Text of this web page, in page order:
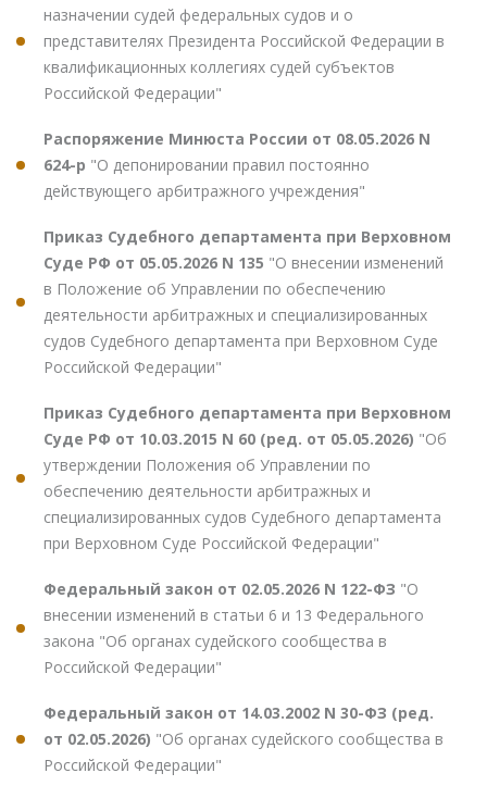
назначении судей федеральных судов и о
представителях Президента Российской Федерации в
квалификационных коллегиях судей субъектов
Российской Федерации"
Распоряжение Минюста России от 08.05.2026 N
624-р "О депонировании правил постоянно
действующего арбитражного учреждения"
Приказ Судебного департамента при Верховном
Суде РФ от 05.05.2026 N 135 "О внесении изменений
в Положение об Управлении по обеспечению
деятельности арбитражных и специализированных
судов Судебного департамента при Верховном Суде
Российской Федерации"
Приказ Судебного департамента при Верховном
Суде РФ от 10.03.2015 N 60 (ред. от 05.05.2026) "Об
утверждении Положения об Управлении по
обеспечению деятельности арбитражных и
специализированных судов Судебного департамента
при Верховном Суде Российской Федерации"
Федеральный закон от 02.05.2026 N 122-ФЗ "О
внесении изменений в статьи 6 и 13 Федерального
закона "Об органах судейского сообщества в
Российской Федерации"
Федеральный закон от 14.03.2002 N 30-ФЗ (ред.
от 02.05.2026) "Об органах судейского сообщества в
Российской Федерации"